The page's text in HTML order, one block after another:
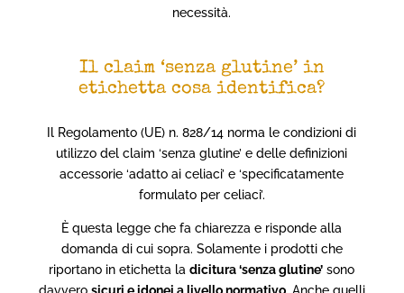
necessità.
Il claim ‘senza glutine’ in
etichetta cosa identifica?
Il Regolamento (UE) n. 828/14 norma le condizioni di
utilizzo del claim ‘senza glutine’ e delle definizioni
accessorie ‘adatto ai celiaci’ e ‘specificatamente
formulato per celiaci’.
È questa legge che fa chiarezza e risponde alla
domanda di cui sopra. Solamente i prodotti che
riportano in etichetta ladicitura ‘senza glutine’ sono